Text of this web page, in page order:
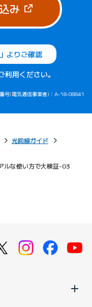
み（新しいタブ
よりご確認
用ください。
号(電気通信事業者)：A-18-08841
光回線ガイド
ルな使い方で大検証-03